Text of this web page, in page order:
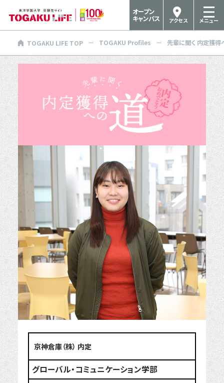
メニュー
アクセス
オープン
キャンパス
TOGAKU LIFE TOP TOGAKU Profiles 先輩に聞く 内定獲得
京神倉庫（株） 内定
グローバル・コミュニケーション学部